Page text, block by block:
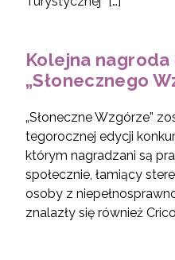
Kolejna
„Słonecznego
„Słoneczne Wzgórze”
tegorocznej edycji
którym nagradzani są
społecznie, łamiący
osoby z
znalazły się również